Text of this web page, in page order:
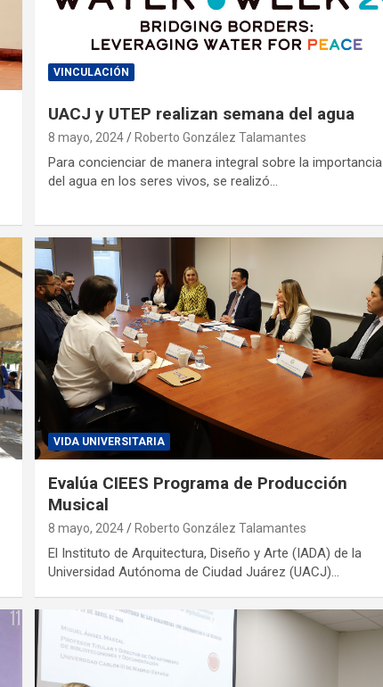
VINCULACIÓN
UACJ y UTEP realizan semana del agua
8 mayo, 2024 Roberto González Talamantes
Para concienciar de manera integral sobre la importancia
del agua en los seres vivos, se realizó…
VIDA UNIVERSITARIA
Evalúa CIEES Programa de Producción
Musical
8 mayo, 2024 Roberto González Talamantes
El Instituto de Arquitectura, Diseño y Arte (IADA) de la
Universidad Autónoma de Ciudad Juárez (UACJ)…